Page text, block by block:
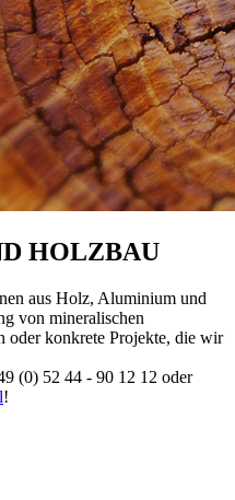
HOLZBAU
aus Holz, Aluminium und
von mineralischen
oder konkrete Projekte, die wir
(0) 52 44 - 90 12 12 oder
!